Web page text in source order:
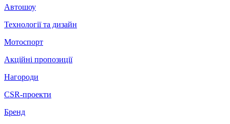
Автошоу
Технології та дизайн
Мотоспорт
Акційні пропозиції
Нагороди
CSR-проекти
Бренд